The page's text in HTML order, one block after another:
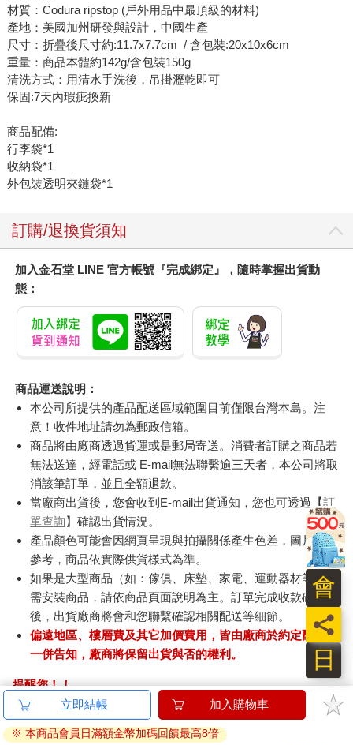
材質：Codura ripstop (戶外用品中最頂級的材料)
產地：美國加州研發與設計，中國生產
尺寸：折疊後尺寸約:11.7x7.7cm / 含包裝:20x10x6cm
重量：商品本體約142g/含包裝150g
清洗方式：用清水手洗後，吊掛瀝乾即可
保固:7天內瑕疵換新
商品配備:
行李袋*1
收納袋*1
外包裝透明夾鏈袋*1
訂購/退換貨須知
加入金石堂 LINE 官方帳號『完成綁定』，隨時掌握出貨動
態：
商品運送說明：
本公司所提供的產品配送區域範圍目前僅限台灣本島。注
意！收件地址請勿為郵政信箱。
商品將由廠商透過貨運或是郵局寄送。消費者訂購之商品若
無法送達，經電話或 E-mail無法聯繫逾三天者，本公司將取
消該筆訂單，並且全額退款。
當廠商出貨後，您會收到E-mail出貨通知，您也可透過【訂
單查詢】確認出貨情況。
產品顏色可能會因網頁呈現與拍攝關係產生色差，圖片僅供
參考，商品依實際供貨樣式為準。
如果是大型商品（如：傢俱、床墊、家電、運動器材等）及
需安裝商品，請依商品頁面說明為主。訂單完成收款確認
後，出貨廠商將會和您聯繫確認相關配送等細節。
偏遠地區、樓層費及其它加價費用，皆由廠商於約定配送時
一併告知，廠商將保留出貨與否的權利。
提醒您！！
金石堂及銀行均不會請您操作ATM! 如接獲電話要求您前往
ATM提款機，請不要聽從指示，以免受騙上當！
立即結帳 加入購物車
※ 本商品會員日滿額金幣加碼回饋最高8倍
日
員
會